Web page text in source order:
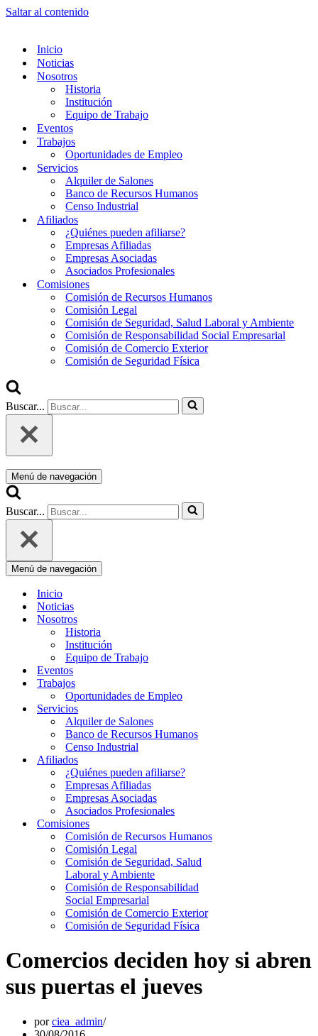
Saltar al contenido
Inicio
Noticias
Nosotros
Historia
Institución
Equipo de Trabajo
Eventos
Trabajos
Oportunidades de Empleo
Servicios
Alquiler de Salones
Banco de Recursos Humanos
Censo Industrial
Afiliados
¿Quiénes pueden afiliarse?
Empresas Afiliadas
Empresas Asociadas
Asociados Profesionales
Comisiones
Comisión de Recursos Humanos
Comisión Legal
Comisión de Seguridad, Salud Laboral y Ambiente
Comisión de Responsabilidad Social Empresarial
Comisión de Comercio Exterior
Comisión de Seguridad Física
Buscar...
Menú de navegación
Buscar...
Menú de navegación
Inicio
Noticias
Nosotros
Historia
Institución
Equipo de Trabajo
Eventos
Trabajos
Oportunidades de Empleo
Servicios
Alquiler de Salones
Banco de Recursos Humanos
Censo Industrial
Afiliados
¿Quiénes pueden afiliarse?
Empresas Afiliadas
Empresas Asociadas
Asociados Profesionales
Comisiones
Comisión de Recursos Humanos
Comisión Legal
Comisión de Seguridad, Salud
Laboral y Ambiente
Comisión de Responsabilidad
Social Empresarial
Comisión de Comercio Exterior
Comisión de Seguridad Física
Comercios deciden hoy si abren
sus puertas el jueves
porciea_admin